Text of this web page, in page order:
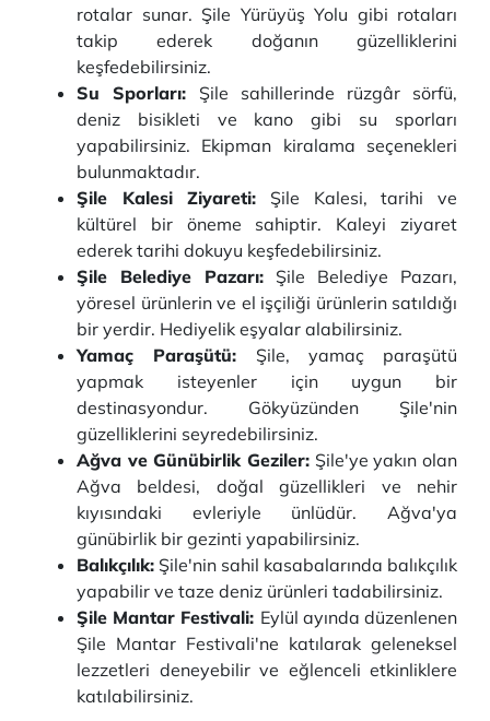
rotalar sunar. Şile Yürüyüş Yolu gibi rotaları
takip ederek doğanın güzelliklerini
keşfedebilirsiniz.
Su Sporları: Şile sahillerinde rüzgâr sörfü,
deniz bisikleti ve kano gibi su sporları
yapabilirsiniz. Ekipman kiralama seçenekleri
bulunmaktadır.
Şile Kalesi Ziyareti: Şile Kalesi, tarihi ve
kültürel bir öneme sahiptir. Kaleyi ziyaret
ederek tarihi dokuyu keşfedebilirsiniz.
Şile Belediye Pazarı: Şile Belediye Pazarı,
yöresel ürünlerin ve el işçiliği ürünlerin satıldığı
bir yerdir. Hediyelik eşyalar alabilirsiniz.
Yamaç Paraşütü: Şile, yamaç paraşütü
yapmak isteyenler için uygun bir
destinasyondur. Gökyüzünden Şile'nin
güzelliklerini seyredebilirsiniz.
Ağva ve Günübirlik Geziler: Şile'ye yakın olan
Ağva beldesi, doğal güzellikleri ve nehir
kıyısındaki evleriyle ünlüdür. Ağva'ya
günübirlik bir gezinti yapabilirsiniz.
Balıkçılık: Şile'nin sahil kasabalarında balıkçılık
yapabilir ve taze deniz ürünleri tadabilirsiniz.
Şile Mantar Festivali: Eylül ayında düzenlenen
Şile Mantar Festivali'ne katılarak geleneksel
lezzetleri deneyebilir ve eğlenceli etkinliklere
katılabilirsiniz.